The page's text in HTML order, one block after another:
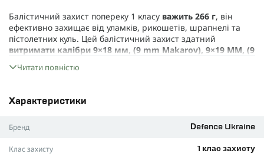
Балістичний захист попереку 1 класу важить 266 г, він
ефективно захищає від уламків, рикошетів, шрапнелі та
пістолетних куль. Цей балістичний захист здатний
витримати калібри 9×18 мм, (9 mm Makarov), 9×19 MM, (9
класу захисту по стандарту ДСТУ 8782:2018
Для виготовлення балістичних пакетів ми використовуємо
легкий, надміцний та здатний ефективно зупиняти кулі та
Читати повністю
Характеристики
Бренд Defence Ukraine
Клас захисту 1 клас захисту